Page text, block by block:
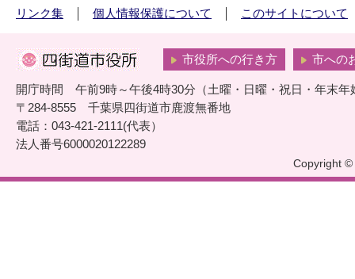
リンク集 個人情報保護について このサイトについて
市役所への行き方 市への
開庁時間 午前9時～午後4時30分（土曜・日曜・祝日・年末年
〒284-8555 千葉県四街道市鹿渡無番地
電話：043-421-2111(代表）
法人番号6000020122289
Copyright ©